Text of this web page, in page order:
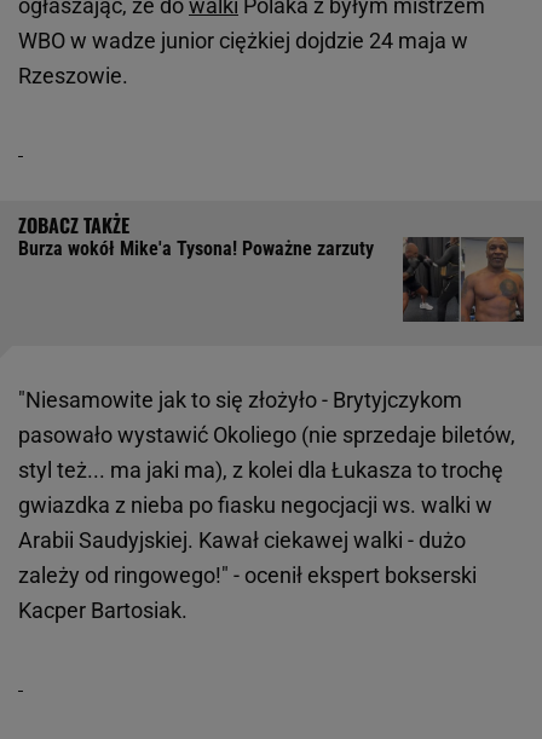
ogłaszając, że dowalki Polaka z byłym mistrzem
WBO w wadze junior ciężkiej dojdzie 24 maja w
Rzeszowie.
Burza wokół Mike'a Tysona! Poważne zarzuty
"Niesamowite jak to się złożyło - Brytyjczykom
pasowało wystawić Okoliego (nie sprzedaje biletów,
styl też... ma jaki ma), z kolei dla Łukasza to trochę
gwiazdka z nieba po fiasku negocjacji ws. walki w
Arabii Saudyjskiej. Kawał ciekawej walki - dużo
zależy od ringowego!" - ocenił ekspert bokserski
Kacper Bartosiak.